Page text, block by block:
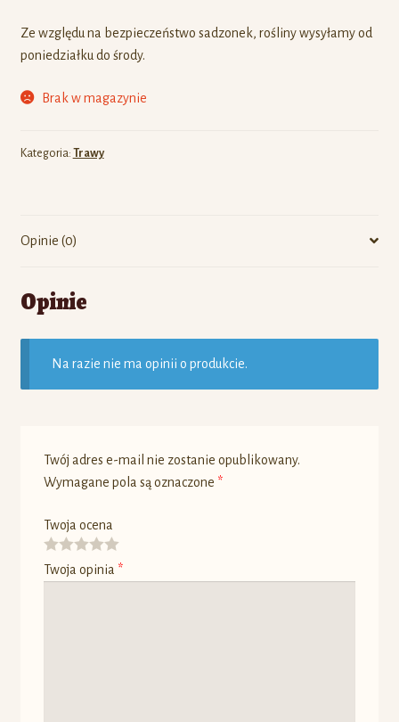
Ze względu na bezpieczeństwo sadzonek, rośliny wysyłamy od
poniedziałku do środy.
Brak w magazynie
Kategoria: Trawy
Opinie (0)
Opinie
Na razie nie ma opinii o produkcie.
Twój adres e-mail nie zostanie opublikowany.
Wymagane pola są oznaczone *
Twoja ocena
Twoja opinia *